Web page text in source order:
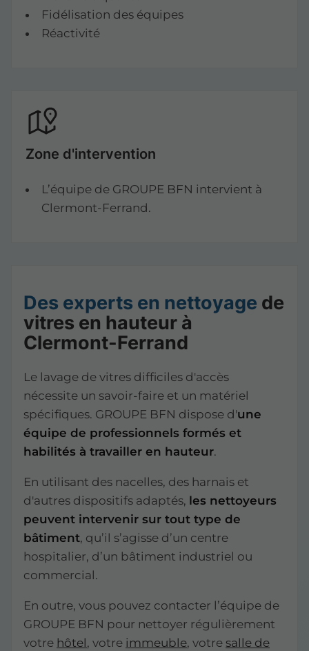
Fidélisation des équipes
Réactivité
Zone d'intervention
L’équipe de GROUPE BFN intervient à
Clermont-Ferrand.
Des experts en nettoyage de
vitres en hauteur à
Clermont-Ferrand
Le lavage de vitres difficiles d'accès
nécessite un savoir-faire et un matériel
spécifiques. GROUPE BFN dispose d'une
équipe de professionnels formés et
habilités à travailler en hauteur.
En utilisant des nacelles, des harnais et
d'autres dispositifs adaptés, les nettoyeurs
peuvent intervenir sur tout type de
bâtiment, qu’il s’agisse d’un centre
hospitalier, d’un bâtiment industriel ou
commercial.
En outre, vous pouvez contacter l’équipe de
GROUPE BFN pour nettoyer régulièrement
votre hôtel, votre immeuble, votre salle de